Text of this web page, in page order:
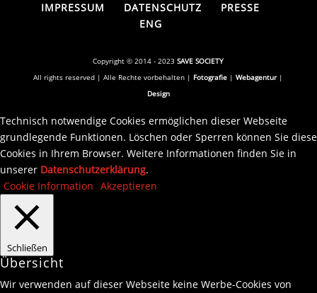
IMPRESSUM
DATENSCHUTZ
PRESSE
ENG
Copyright © 2014 - 2023SAVE SOCIETY
All rights reserved | Alle Rechte vorbehalten | Fotografie |Webagentur|
Design
Technisch notwendige Cookies ermöglichen dieser Webseite
grundlegende Funktionen. Löschen oder Sperren können Sie diese
Cookies in Ihrem Browser. Weitere Informationen finden Sie in
unserer Datenschutzerklärung.
Cookie Information Akzeptieren
Schließen
Übersicht
Wir verwenden auf dieser Webseite keine Werbe-Cookies von